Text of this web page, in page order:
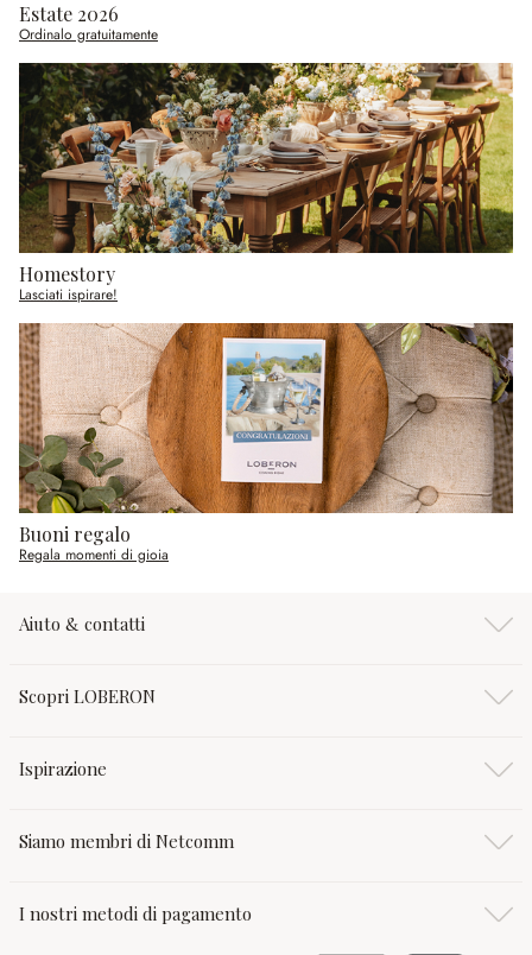
Estate 2026
Ordinalo gratuitamente
Homestory
Lasciati ispirare!
Buoni regalo
Regala momenti di gioia
Aiuto & contatti
Scopri LOBERON
Ispirazione
Siamo membri di Netcomm
I nostri metodi di pagamento